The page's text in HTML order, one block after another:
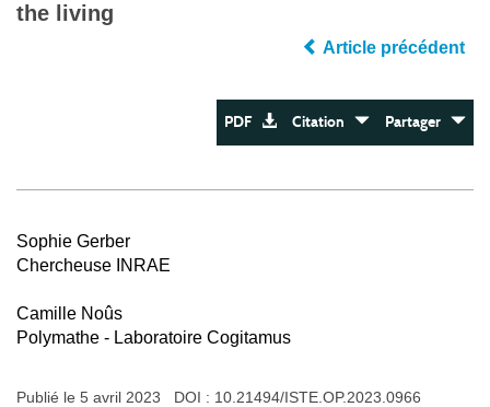
the living
Article précédent
PDF Citation Partager
Sophie Gerber
Chercheuse INRAE
Camille Noûs
Polymathe - Laboratoire Cogitamus
Publié le 5 avril 2023 DOI : 10.21494/ISTE.OP.2023.0966